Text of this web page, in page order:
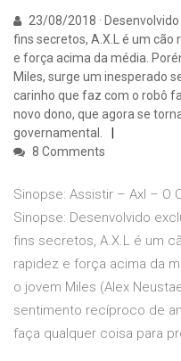
23/08/2018 ·
fins secretos, A.X.L é um
e força acima da média.
Miles, surge um inesperado
carinho que faz com o robô
novo dono, que agora se
governamental.
8 Comments
Sinopse: Assistir – Axl – O
Sinopse: Desenvolvido
fins secretos, A.X.L é um
rapidez e força acima da
o jovem Miles (Alex
sentimento recíproco de
faça qualquer coisa para